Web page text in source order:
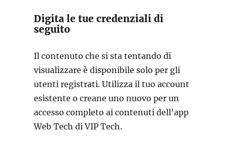
Digita le tue credenziali di
seguito
Il contenuto che si sta tentando di
visualizzare è disponibile solo per gli
utenti registrati. Utilizza il tuo account
esistente o creane uno nuovo per un
accesso completo ai contenuti dell'app
Web Tech di VIP Tech.